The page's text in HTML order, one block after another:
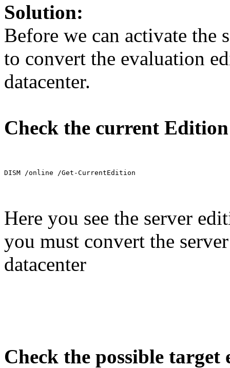
Solution:
Before we can activate
to convert the evaluation
datacenter.
Check the current Edition
DISM /online /Get-CurrentEdition
Here you see the server
you must convert the
datacenter
Check the possible target